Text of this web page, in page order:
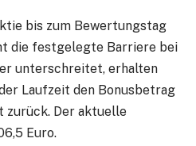
bis zum Bewertungstag
die festgelegte Barriere bei
unterschreitet, erhalten
Laufzeit den Bonusbetrag
zurück. Der aktuelle
Euro.